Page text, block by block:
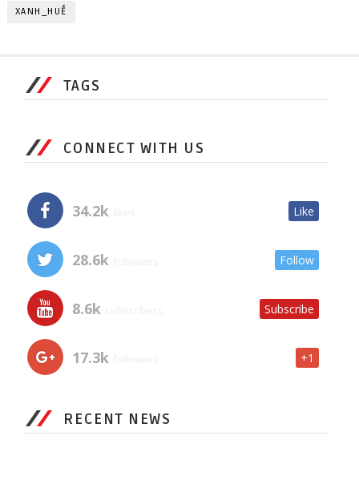
XANH_HUẾ
TAGS
CONNECT WITH US
34.2k Like
28.6k Follow
8.6k Subscribe
17.3k +1
RECENT NEWS